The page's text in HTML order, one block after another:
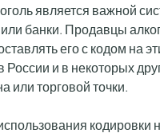
является важной
или банки. Продавцы
его с кодом на
России и в некоторых
или торговой точки.
кодировки